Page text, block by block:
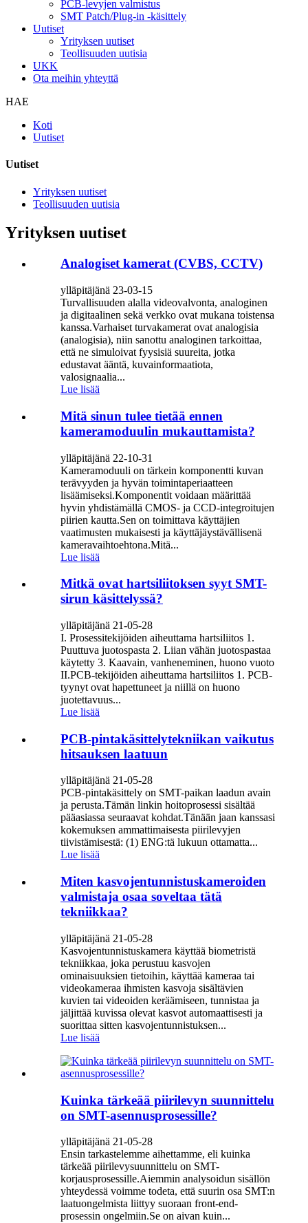
PCB-levyjen valmistus
SMT Patch/Plug-in -käsittely
Uutiset
Yrityksen uutiset
Teollisuuden uutisia
UKK
Ota meihin yhteyttä
HAE
Koti
Uutiset
Uutiset
Yrityksen uutiset
Teollisuuden uutisia
Yrityksen uutiset
Analogiset kamerat (CVBS, CCTV)
ylläpitäjänä 23-03-15
Turvallisuuden alalla videovalvonta, analoginen
ja digitaalinen sekä verkko ovat mukana toistensa
kanssa.Varhaiset turvakamerat ovat analogisia
(analogisia), niin sanottu analoginen tarkoittaa,
että ne simuloivat fyysisiä suureita, jotka
edustavat ääntä, kuvainformaatiota,
valosignaalia...
Lue lisää
Mitä sinun tulee tietää ennen
kameramoduulin mukauttamista?
ylläpitäjänä 22-10-31
Kameramoduuli on tärkein komponentti kuvan
terävyyden ja hyvän toimintaperiaatteen
lisäämiseksi.Komponentit voidaan määrittää
hyvin yhdistämällä CMOS- ja CCD-integroitujen
piirien kautta.Sen on toimittava käyttäjien
vaatimusten mukaisesti ja käyttäjäystävällisenä
kameravaihtoehtona.Mitä...
Lue lisää
Mitkä ovat hartsiliitoksen syyt SMT-
sirun käsittelyssä?
ylläpitäjänä 21-05-28
I. Prosessitekijöiden aiheuttama hartsiliitos 1.
Puuttuva juotospasta 2. Liian vähän juotospastaa
käytetty 3. Kaavain, vanheneminen, huono vuoto
II.PCB-tekijöiden aiheuttama hartsiliitos 1. PCB-
tyynyt ovat hapettuneet ja niillä on huono
juotettavuus...
Lue lisää
PCB-pintakäsittelytekniikan vaikutus
hitsauksen laatuun
ylläpitäjänä 21-05-28
PCB-pintakäsittely on SMT-paikan laadun avain
ja perusta.Tämän linkin hoitoprosessi sisältää
pääasiassa seuraavat kohdat.Tänään jaan kanssasi
kokemuksen ammattimaisesta piirilevyjen
tiivistämisestä: (1) ENG:tä lukuun ottamatta...
Lue lisää
Miten kasvojentunnistuskameroiden
valmistaja osaa soveltaa tätä
tekniikkaa?
ylläpitäjänä 21-05-28
Kasvojentunnistuskamera käyttää biometristä
tekniikkaa, joka perustuu kasvojen
ominaisuuksien tietoihin, käyttää kameraa tai
videokameraa ihmisten kasvoja sisältävien
kuvien tai videoiden keräämiseen, tunnistaa ja
jäljittää kuvissa olevat kasvot automaattisesti ja
suorittaa sitten kasvojentunnistuksen...
Lue lisää
Kuinka tärkeää piirilevyn suunnittelu
on SMT-asennusprosessille?
ylläpitäjänä 21-05-28
Ensin tarkastelemme aihettamme, eli kuinka
tärkeää piirilevysuunnittelu on SMT-
korjausprosessille.Aiemmin analysoidun sisällön
yhteydessä voimme todeta, että suurin osa SMT:n
laatuongelmista liittyy suoraan front-end-
prosessin ongelmiin.Se on aivan kuin...